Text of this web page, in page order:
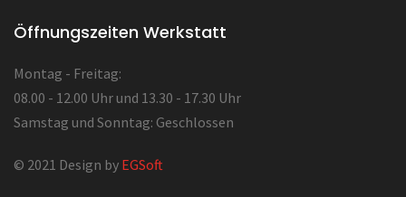
Öffnungszeiten Werkstatt
Montag - Freitag:
08.00 - 12.00 Uhr und 13.30 - 17.30 Uhr
Samstag und Sonntag: Geschlossen
© 2021 Design by EGSoft